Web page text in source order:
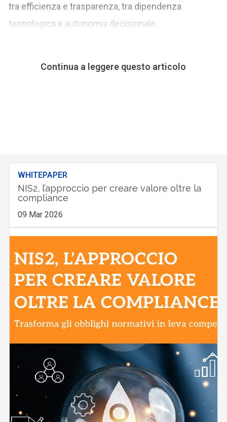
tra efficienza e trasparenza, tra dipendenza
tecnologica e autonomia decisionale.
Continua a leggere questo articolo
WHITEPAPER
NIS2, l’approccio per creare valore oltre la
compliance
09 Mar 2026